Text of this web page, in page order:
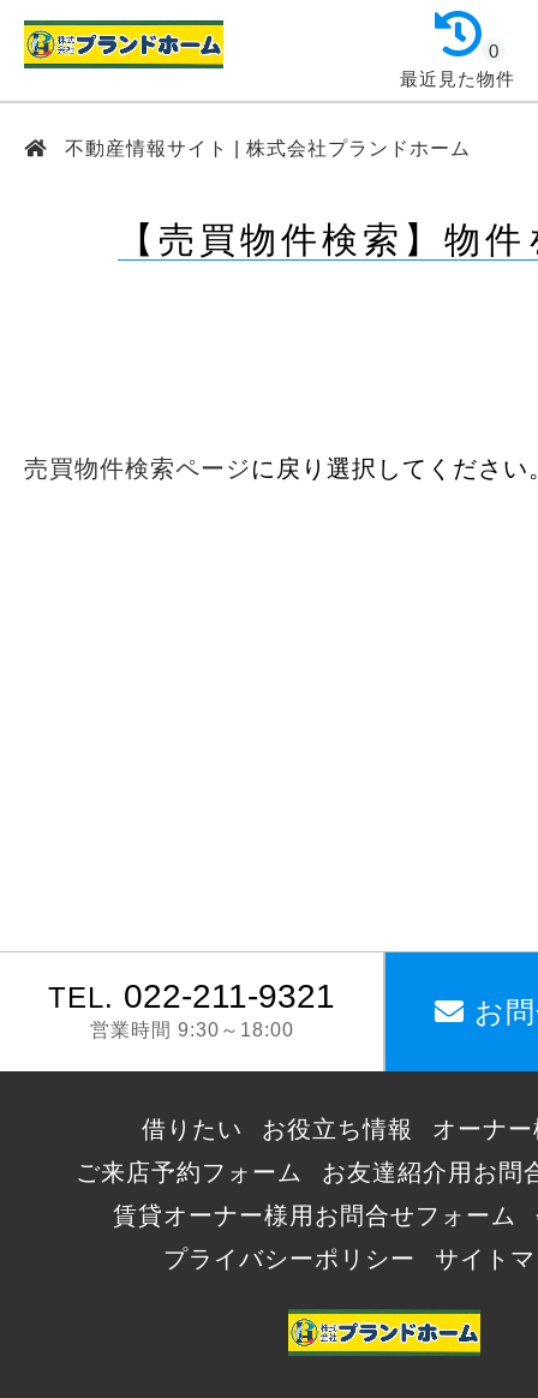
最近見た物件
0
不動産情報サイト | 株式会社プランドホーム
【売買物件検索】物
売買物件検索ページに戻り選択してください
TEL. 022-211-9321
営業時間 9:30～18:00
お
借りたい お役立ち情報
オーナ
ご来店予約フォーム
お友達紹介用お問
賃貸オーナー様用お問合せフォーム
プライバシーポリシー
サイト